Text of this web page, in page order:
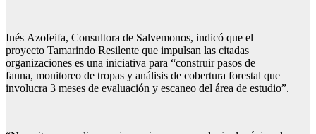
Inés Azofeifa, Consultora de Salvemonos, indicó que el
proyecto Tamarindo Resilente que impulsan las citadas
organizaciones es una iniciativa para “construir pasos de
fauna, monitoreo de tropas y análisis de cobertura forestal que
involucra 3 meses de evaluación y escaneo del área de estudio”.